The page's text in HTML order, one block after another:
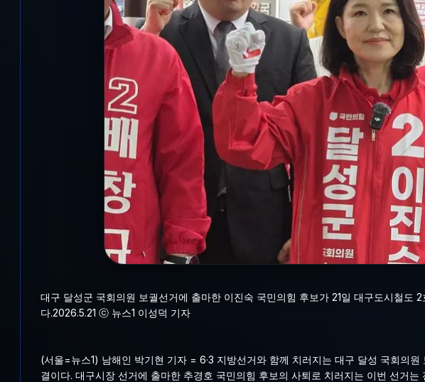
대구 달성군 국회의원 보궐선거에 출마한 이진숙 국민의힘 후보가 21일 대구도시철도
다.2026.5.21 ⓒ 뉴스1 이성덕 기자
(서울=뉴스1) 남해인 박기현 기자 = 6·3 지방선거와 함께 치러지는 대구 달성 국회의
결이다. 대구시장 선거에 출마한 추경호 국민의힘 후보의 사퇴로 치러지는 이번 선거